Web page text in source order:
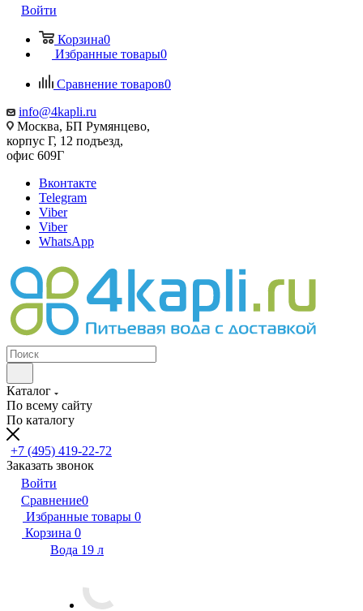
Войти
Корзина0
Избранные товары0
Сравнение товаров0
info@4kapli.ru
Москва, БП Румянцево,
корпус Г, 12 подъезд,
офис 609Г
Вконтакте
Telegram
Viber
Viber
WhatsApp
Каталог
По всему сайту
По каталогу
+7 (495) 419-22-72
Заказать звонок
Войти
Сравнение0
Избранные товары 0
Корзина 0
Вода 19 л